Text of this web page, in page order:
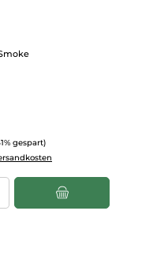
gespart)
Wert ein oder benutze die